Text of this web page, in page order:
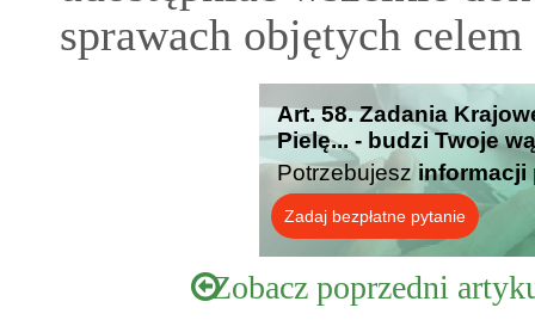
sprawach objętych
Art. 58. Zadania
Pielę... - budzi Twoje
Potrzebujesz informacji
Zadaj bezpłatne pytanie
Zobacz poprzedni